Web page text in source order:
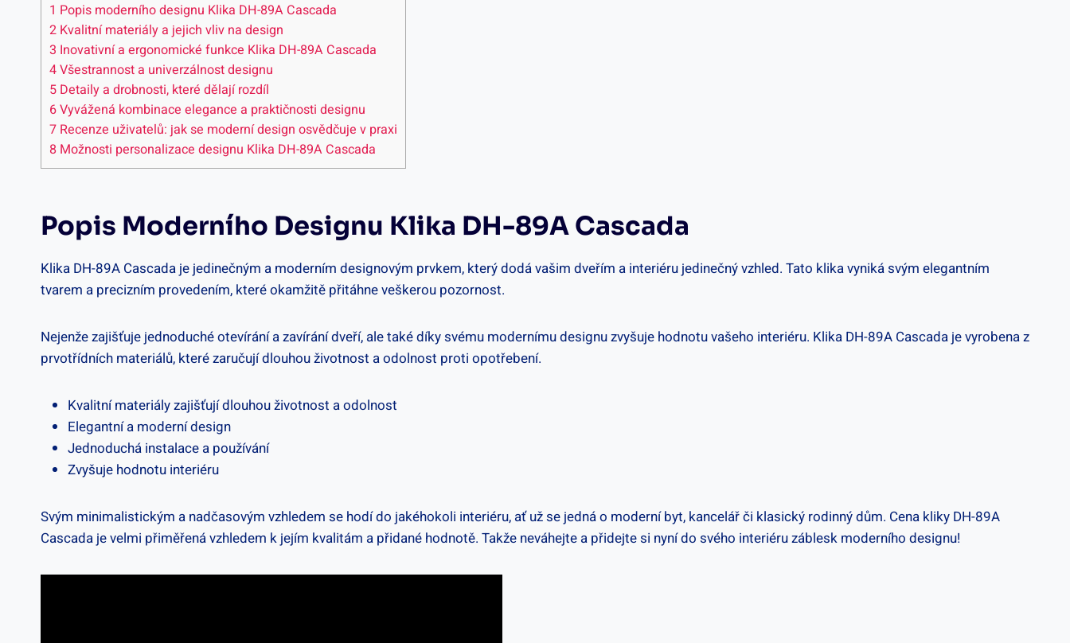
1 Popis moderního designu Klika⁢ DH-89A Cascada
2 Kvalitní materiály ​a‍ jejich‌ vliv na design
3 Inovativní a‌ ergonomické⁣ funkce Klika DH-89A Cascada
4Všestrannost a univerzálnost designu
5 Detaily⁣ a drobnosti, ‍které dělají rozdíl
6Vyvážená kombinace elegance a praktičnosti ⁣designu
7 Recenze uživatelů: jak se moderní design osvědčuje v praxi
8 Možnosti⁤ personalizace designu Klika DH-89A ⁢Cascada
Popis Moderního Designu Klika⁢ DH-89A Cascada
Klika‌ DH-89A Cascada je⁤ jedinečným a moderním designovým prvkem, který​ dodá vašim dveřím a interiéru jedinečný vzhled. Tato klika vyniká svým elegantním
tvarem a precizním ⁢provedením, které okamžitě přitáhne veškerou pozornost.
Nejenže zajišťuje‍ jednoduché otevírání a zavírání dveří,⁢ ale také díky svému modernímu designu zvyšuje hodnotu ⁣vašeho interiéru. Klika DH-89A Cascada je vyrobena z
prvotřídních materiálů, které zaručují dlouhou životnost ‌a ⁢odolnost proti opotřebení.
Kvalitní materiály zajišťují dlouhou životnost‍ a⁤ odolnost
Elegantní a moderní design
Jednoduchá⁣ instalace a používání
Zvyšuje hodnotu interiéru
Svým minimalistickým a⁤ nadčasovým‌ vzhledem se hodí do⁤ jakéhokoli‍ interiéru, ať už se jedná o moderní byt, kancelář ⁤či klasický rodinný⁤ dům. Cena kliky DH-89A
Cascada je velmi přiměřená ‍vzhledem k ⁤jejím ⁤kvalitám a přidané hodnotě. Takže neváhejte ⁢a přidejte si nyní do svého interiéru záblesk moderního designu!